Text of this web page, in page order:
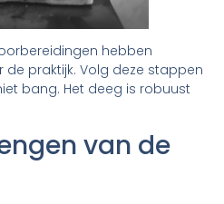
hebben
de praktijk. Volg deze stappen
bang. Het deeg is robuust
van de